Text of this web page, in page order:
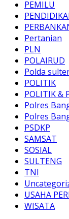
PEMILU
Pertanian
PLN
POLAIRUD
Polda
POLITIK
POLITIK &
Polres
Polres
PSDKP
SAMSAT
SOSIAL
SULTENG
TNI
USAHA
WISATA